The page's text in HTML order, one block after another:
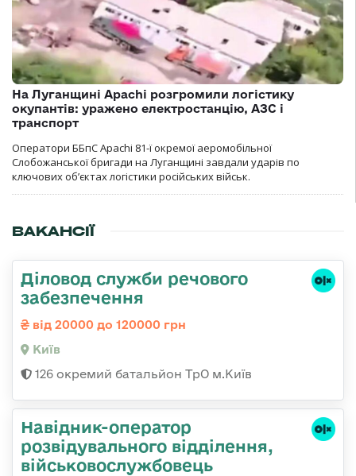
На Луганщині Apachi розгромили логістику
окупантів: уражено електростанцію, АЗС і
транспорт
Оператори ББпС Apachi 81-ї окремої аеромобільної
Слобожанської бригади на Луганщині завдали ударів по
ключових об’єктах логістики російських військ.
ВАКАНСІЇ
Діловод служби речового
забезпечення
від 20000 до 120000 грн
Київ
126 окремий батальйон ТрО м.Київ
Навідник-оператор
розвідувального відділення,
військовослужбовець